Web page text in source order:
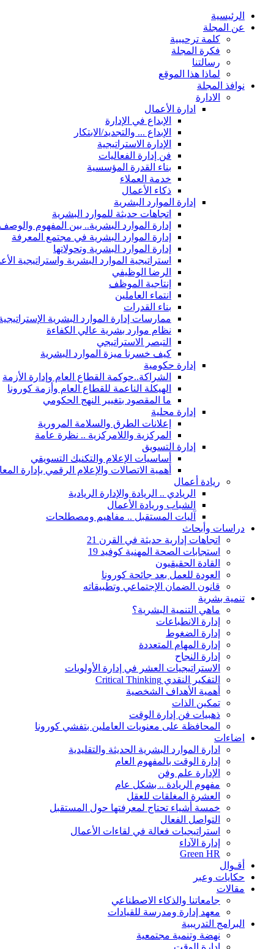
الرئيسية
عن المجلة
كلمة ترحيبية
فكرة المجلة
رسالتنا
لماذا هذا الموقع
نوافذ المجلة
الادارة
ادارة الأعمال
الإبداع في الإدارة
الإبداع ... والتجديد/الابتكار
الإدارة الاستراتيجية
فن إدارة الفعاليات
بناء القدرة المؤسسية
خدمة العملاء
ذكاء الأعمال
إدارة الموارد البشرية
اتجاهات حديثة للموارد البشرية
إدارة الموارد البشرية.. بين المفهوم
إدارة الموارد البشرية في مجتمع المعرفة
إدارة الموارد البشرية وتحولاتها
استراتيجية الموارد البشرية واستراتيجية
الرضا الوظيفي
إنتاجية الموظف
انتماء العاملين
بناء القدرات
ممارسات إدارة الموارد البشرية
نظام موارد بشرية عالي الكفاءة
التبصر الاستراتيجي
كيف خسرنا ميزة الموارد البشرية
إدارة حكومية
الشراكة..حوكمة القطاع العام وإدارة الأزمة
الهيكلة الناعمة للقطاع العام وأزمة كورونا
ما المقصود بتغيير النهج الحكومي
إدارة محلية
إعلانات الطرق والسلامة المرورية
المركزية واللامركزية .. نظرة عامة
إدارة التسويق
أساسيات الإعلام والتكنيك التسويقي
أهمية الاتصالات والإعلام الرقمي بإدارة
ريادة أعمال
الريادي .. الريادة والإدارة الريادية
الشباب وريادة الأعمال
آليات المستقبل .. مفاهيم ومصطلحات
دراسات وأبحاث
اتجاهات إدارية حديثة في القرن 21
استجابات الصحة المهنية كوفيد 19
القادة الحقيقيون
العودة للعمل بعد جائحة كورونا
قانون الضمان الإجتماعي وتطبيقاته
تنمية بشرية
ماهي التنمية البشرية؟
إدارة الانطباعات
إدارة الضغوط
إدارة المهام المتعددة
إدارة النجاح
الاستراتيجيات العشر في إدارة الأولويات
التفكير النقدي Critical Thinking
أهمية الأهداف الشخصية
تمكين الذات
ذهبيات فن إدارة الوقت
المحافظة على معنويات العاملين بتفشي كورونا
اضاءات
ادارة الموارد البشرية الحديثة والتقليدية
إدارة الوقت بالمفهوم العام
الإدارة علم وفن
مفهوم الريادة .. بشكل عام
العشرة المغلقات للعقل
خمسة أشياء تحتاج لمعرفتها حول المستقبل
التواصل الفعال
استراتيجيات فعالة في لقاءات الأعمال
إدارة الآداء
Green HR
أقـوال
حكايات وعبر
مقالات
جامعاتنا والذكاء الاصطناعي
معهد إدارة ومدرسة للقيادات
البرامج التدريبية
نهضة وتنمية مجتمعية
إدارة الوقت